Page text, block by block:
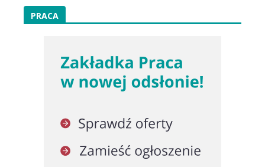
PRACA